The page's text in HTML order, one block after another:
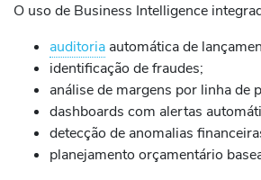
O uso de Business Intelligence
auditoria automática de
identificação de fraudes;
análise de margens por linha de
dashboards com alertas
detecção de anomalias
planejamento orçamentário